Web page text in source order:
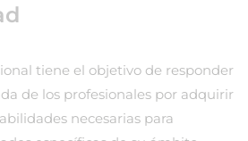
tiene el objetivo de responder
de los profesionales por adquirir
necesarias para